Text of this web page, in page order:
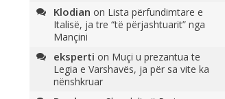
Klodian on Lista përfundimtare e
Italisë, ja tre “të përjashtuarit” nga
Mançini
eksperti on Muçi u prezantua te
Legia e Varshavës, ja për sa vite ka
nënshkruar